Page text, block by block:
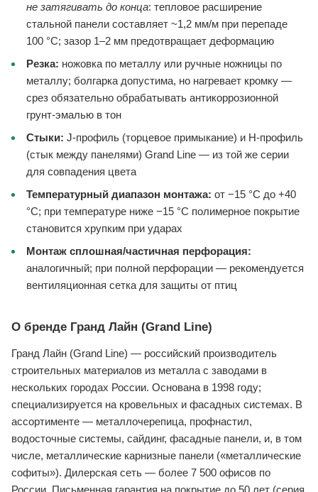
не затягивать до конца: тепловое расширение
стальной панели составляет ~1,2 мм/м при перепаде
100 °C; зазор 1–2 мм предотвращает деформацию
Резка: ножовка по металлу или ручные ножницы по
металлу; болгарка допустима, но нагревает кромку —
срез обязательно обрабатывать антикоррозионной
грунт-эмалью в тон
Стыки: J-профиль (торцевое примыкание) и H-профиль
(стык между панелями) Grand Line — из той же серии
для совпадения цвета
Температурный диапазон монтажа: от −15 °C до +40
°C; при температуре ниже −15 °C полимерное покрытие
становится хрупким при ударах
Монтаж сплошная/частичная перфорация:
аналогичный; при полной перфорации — рекомендуется
вентиляционная сетка для защиты от птиц
О бренде Гранд Лайн (Grand Line)
Гранд Лайн (Grand Line) — российский производитель
строительных материалов из металла с заводами в
нескольких городах России. Основана в 1998 году;
специализируется на кровельных и фасадных системах. В
ассортименте — металлочерепица, профнастил,
водосточные системы, сайдинг, фасадные панели, и, в том
числе, металлические карнизные панели («металлические
софиты»). Дилерская сеть — более 7 500 офисов по